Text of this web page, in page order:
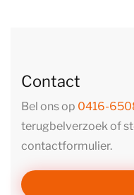
Contact
Bel ons op 0416-
terugbelverzoek of
contactformulier.